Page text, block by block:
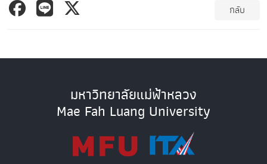
กลับ
มหาวิทยาลัยแม่ฟ้าหลวง
Mae Fah Luang University